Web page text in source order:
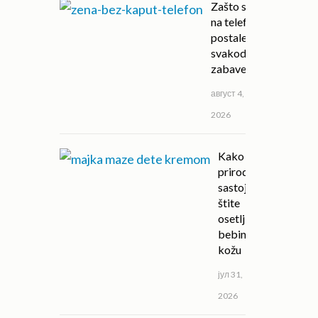
Zašto su igre
na telefonu
postale deo
svakodnevne
zabave?
август 4,
2026
Kako
prirodni
sastojci
štite
osetljivu
bebinu
kožu
јул 31,
2026